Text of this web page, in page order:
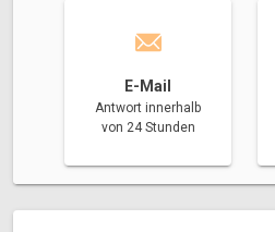
E-Mail
Antwort innerhalb
von 24 Stunden